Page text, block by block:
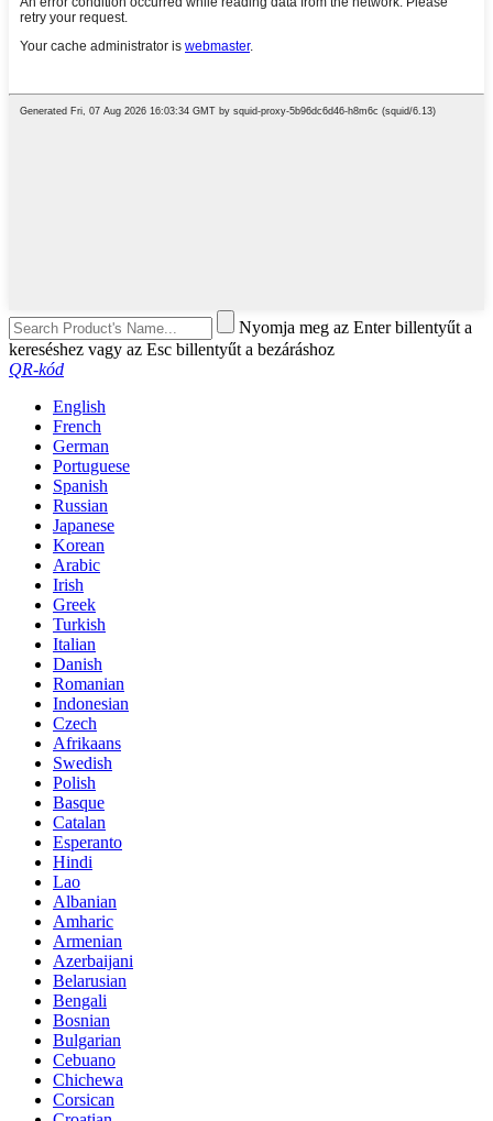
Nyomja meg az Enter billentyűt a
kereséshez vagy az Esc billentyűt a bezáráshoz
QR-kód
English
French
German
Portuguese
Spanish
Russian
Japanese
Korean
Arabic
Irish
Greek
Turkish
Italian
Danish
Romanian
Indonesian
Czech
Afrikaans
Swedish
Polish
Basque
Catalan
Esperanto
Hindi
Lao
Albanian
Amharic
Armenian
Azerbaijani
Belarusian
Bengali
Bosnian
Bulgarian
Cebuano
Chichewa
Corsican